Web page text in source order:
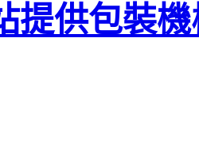
提供包裝